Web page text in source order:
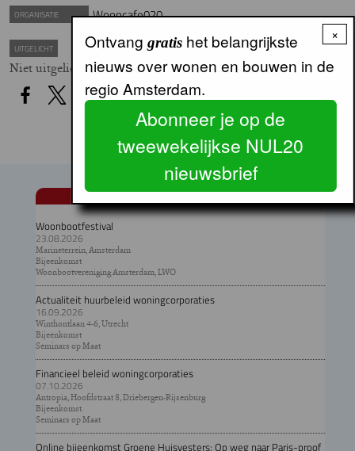
ORGANISATIE Wooncafe020
UITGELICHT
Niet uitgelicht
AGENDA
Woonbootfestival
23.08.2026
Marineterrein, Amsterdam
Bijeenkomst
Woonbootvereniging Amsterdam, LWO
Actualiteit huurbeleid woningcorporaties
16.09.2026
Winthontlaan 4-6, Utrecht
Bijeenkomst
Seminars op Maat
Financieel beleid woningcorporaties
07.10.2026
Antropia, Hoofdstraat 8, Driebergen-Rijsenburg
Bijeenkomst
Seminars op Maat
Online bijeenkomst Groene Huisvesters: Op weg naar Paris-proof
×
Ontvang gratishet belangrijkste
nieuws over wonen en bouwen in de
regio Amsterdam.
Abonneer je op de
tweewekelijkse NUL20
nieuwsbrief